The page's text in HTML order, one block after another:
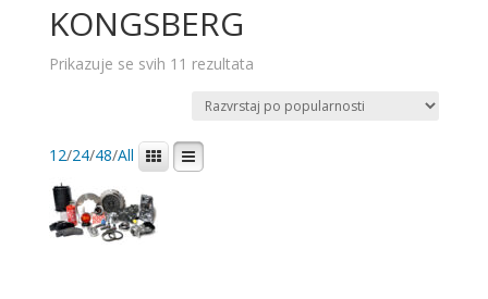
KONGSBERG
Prikazuje se svih 11 rezultataPoredano
popularnosti
12/24/48/All